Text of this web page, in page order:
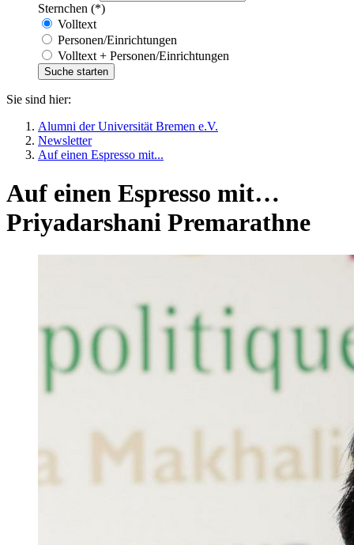
Sternchen (*)
Volltext
Personen/Einrichtungen
Volltext + Personen/Einrichtungen
Sie sind hier:
Alumni der Universität Bremen e.V.
Newsletter
Auf einen Espresso mit...
Auf einen Espresso mit…
Priyadarshani Premarathne